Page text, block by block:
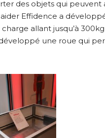
des objets qui peuvent
Effidence a
allant jusqu’à
une roue qui